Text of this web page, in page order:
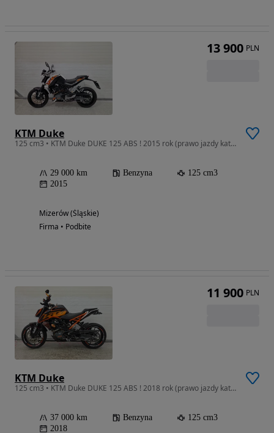
KTM Duke
125 cm3 • KTM Duke DUKE 125 ABS ! 2015 rok (prawo jazdy kat B RATY !POZ KAT 92
29 000 km Benzyna
125 cm3
2015
Mizerów (Śląskie)
Firma • Podbite
13 900 PLN
KTM Duke
125 cm3 • KTM Duke DUKE 125 ABS ! 2018 rok (prawo jazdy kat B RATY !POZ KAT 57
37 000 km Benzyna
125 cm3
2018
11 900 PLN